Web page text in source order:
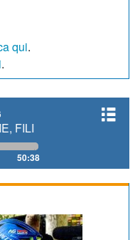
qui.
.
FIORELLI
50:38